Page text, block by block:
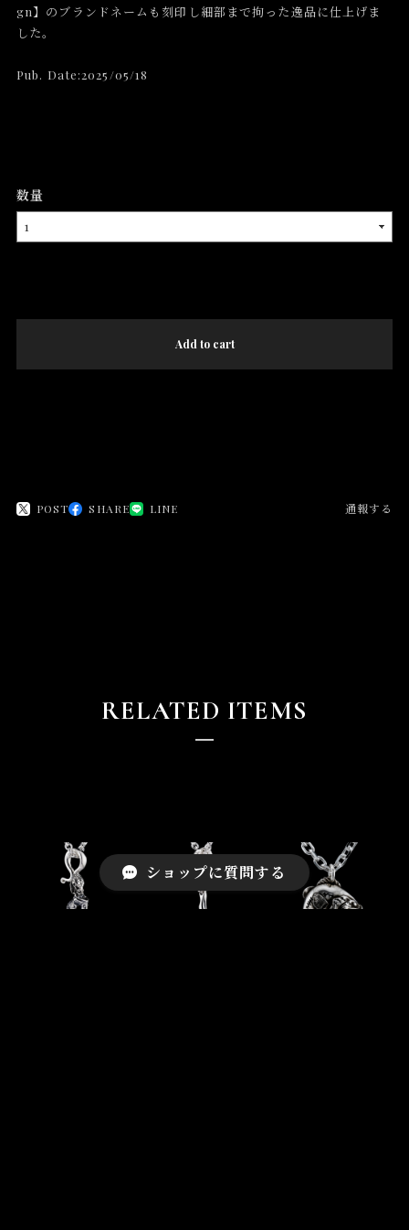
gn】のブランドネームも刻印し細部まで拘った逸品に仕上げま
した。
Pub. Date:2025/05/18
数量
Add to cart
POST SHARE LINE 通報する
RELATED ITEMS
ショップに質問する